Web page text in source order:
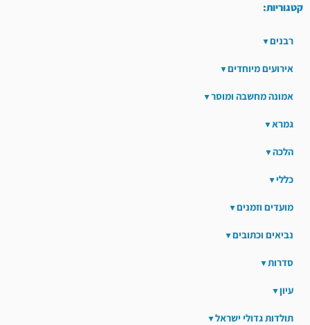
קטגוריות:
רבנים
אירועים מיוחדים
אמונה מחשבה ומוסר
גמרא
הלכה
כללי
מועדים וזמנים
נביאים וכתובים
סדרות
עיון
תולדות גדולי ישראל